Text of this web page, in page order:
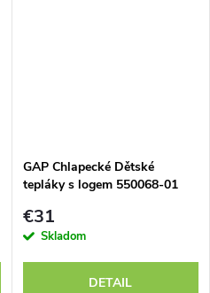
GAP Chlapecké Dětské
tepláky s logem 550068-01
€31
Skladom
DETAIL